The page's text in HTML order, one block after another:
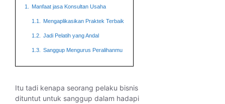
1. Manfaat jasa Konsultan Usaha
1.1. Mengaplikasikan Praktek Terbaik
1.2. Jadi Pelatih yang Andal
1.3. Sanggup Mengurus Peralihanmu
Itu tadi kenapa seorang pelaku bisnis
dituntut untuk sanggup dalam hadapi